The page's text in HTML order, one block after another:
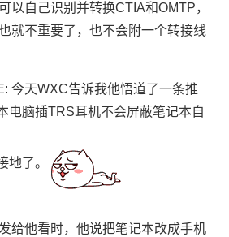
以自己识别并转换CTIA和OMTP，
就不重要了，也不会附一个转接线
今天WXC告诉我他悟道了一条推
电脑插TRS耳机不会屏蔽笔记本自
地了。
给他看时，他说把笔记本改成手机